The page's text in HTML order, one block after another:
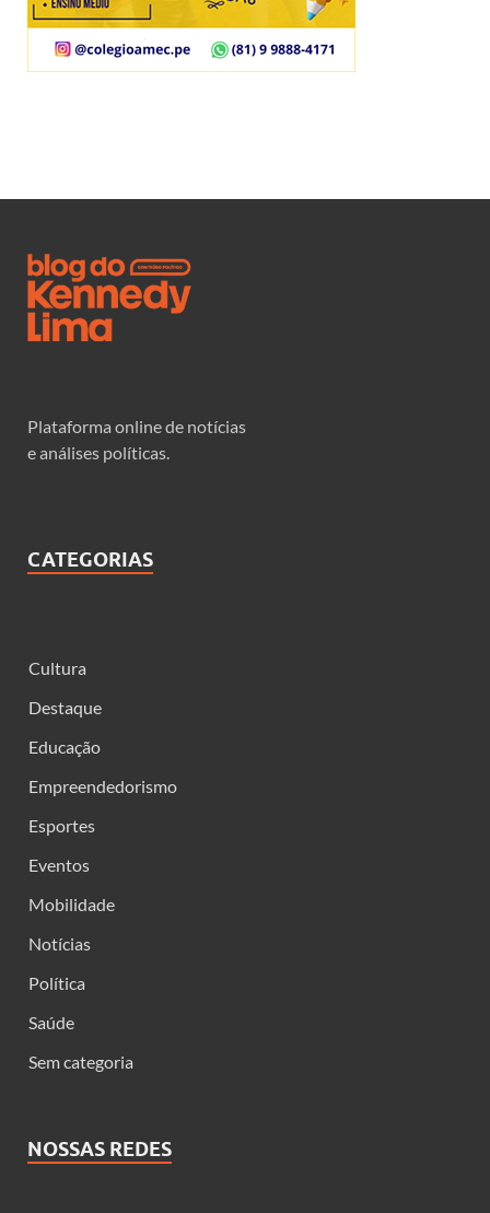
Plataforma online de notícias
e análises políticas.
CATEGORIAS
Cultura
Destaque
Educação
Empreendedorismo
Esportes
Eventos
Mobilidade
Notícias
Política
Saúde
Sem categoria
NOSSAS REDES